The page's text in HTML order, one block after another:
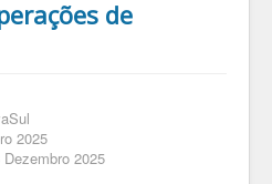
de
2025
2025